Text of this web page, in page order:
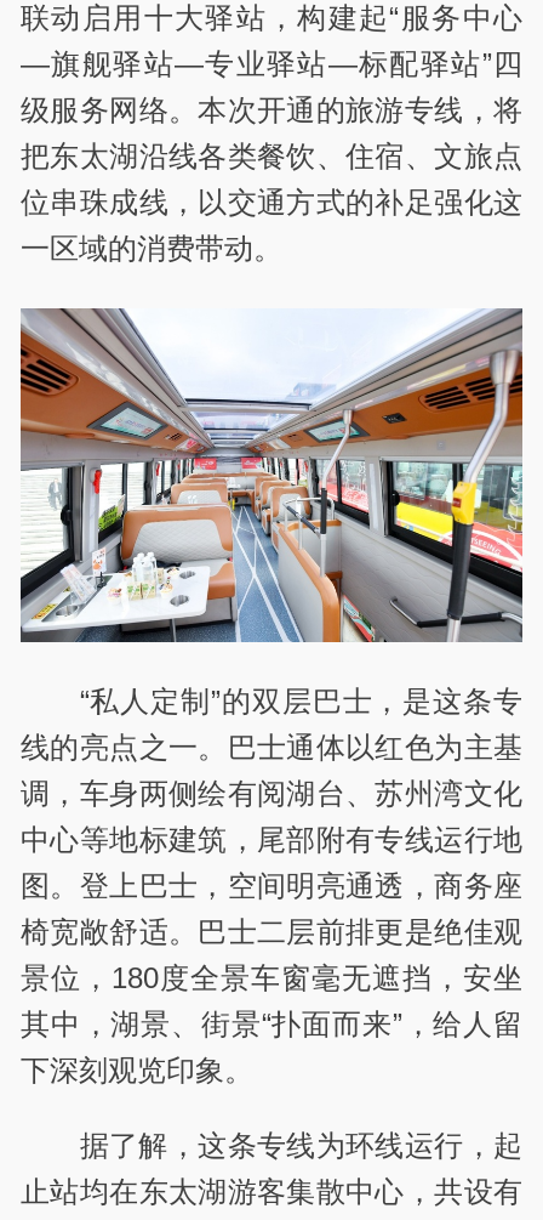
联动启用十大驿站，构建起“服务中心
—旗舰驿站—专业驿站—标配驿站”四
级服务网络。本次开通的旅游专线，将
把东太湖沿线各类餐饮、住宿、文旅点
位串珠成线，以交通方式的补足强化这
一区域的消费带动。
“私人定制”的双层巴士，是这条专
线的亮点之一。巴士通体以红色为主基
调，车身两侧绘有阅湖台、苏州湾文化
中心等地标建筑，尾部附有专线运行地
图。登上巴士，空间明亮通透，商务座
椅宽敞舒适。巴士二层前排更是绝佳观
景位，180度全景车窗毫无遮挡，安坐
其中，湖景、街景“扑面而来”，给人留
下深刻观览印象。
据了解，这条专线为环线运行，起
止站均在东太湖游客集散中心，共设有